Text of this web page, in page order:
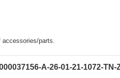
accessories/parts.
A-26-01-21-1072-TN-